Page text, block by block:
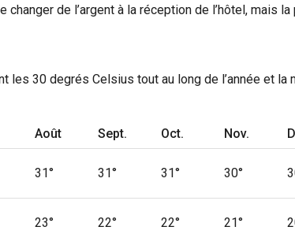
de l’argent à la réception de l’hôtel, mais la
les 30 degrés Celsius tout au long de l’année et la
Août Sept. Oct. Nov.
31° 31° 31° 30°
23° 22° 22° 21°